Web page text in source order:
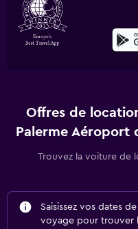
Offres de
Palerme Aéroport
Trouvez la voiture de
Saisissez vos dates de
voyage pour trouver